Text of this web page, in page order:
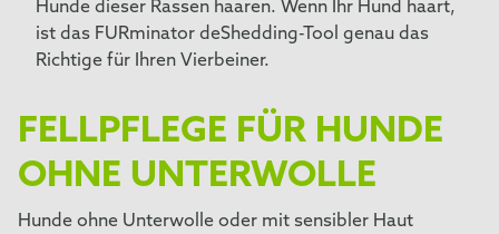
Hunde dieser Rassen haaren. Wenn Ihr Hund haart,
ist das FURminator deShedding-Tool genau das
Richtige für Ihren Vierbeiner.
FELLPFLEGE FÜR HUNDE
OHNE UNTERWOLLE
Hunde ohne Unterwolle oder mit sensibler Haut